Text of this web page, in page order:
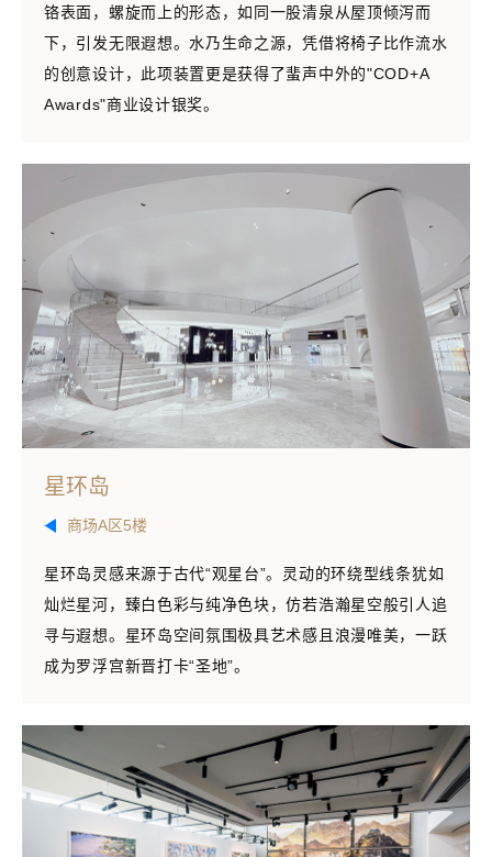
铬表面，螺旋而上的形态，如同一股清泉从屋顶倾泻而
下，引发无限遐想。水乃生命之源，凭借将椅子比作流水
的创意设计，此项装置更是获得了蜚声中外的"COD+A
Awards"商业设计银奖。
星环岛
商场A区5楼
星环岛灵感来源于古代“观星台”。灵动的环绕型线条犹如
灿烂星河，臻白色彩与纯净色块，仿若浩瀚星空般引人追
寻与遐想。星环岛空间氛围极具艺术感且浪漫唯美，一跃
成为罗浮宫新晋打卡“圣地”。